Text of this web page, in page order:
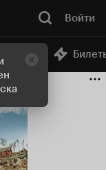
Войти